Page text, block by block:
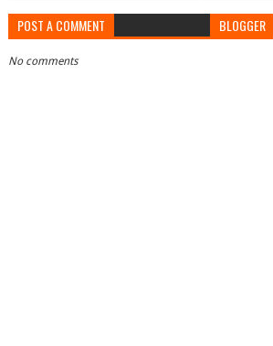
POST A COMMENT BLOGGER
No comments